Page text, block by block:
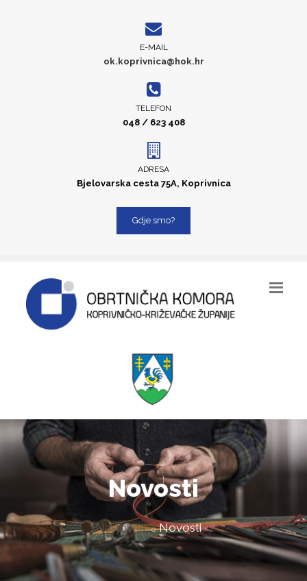
E-MAIL
ok.koprivnica@hok.hr
TELEFON
048 / 623 408
ADRESA
Bjelovarska cesta 75A, Koprivnica
Gdje smo?
Novosti
Naslovna Novosti